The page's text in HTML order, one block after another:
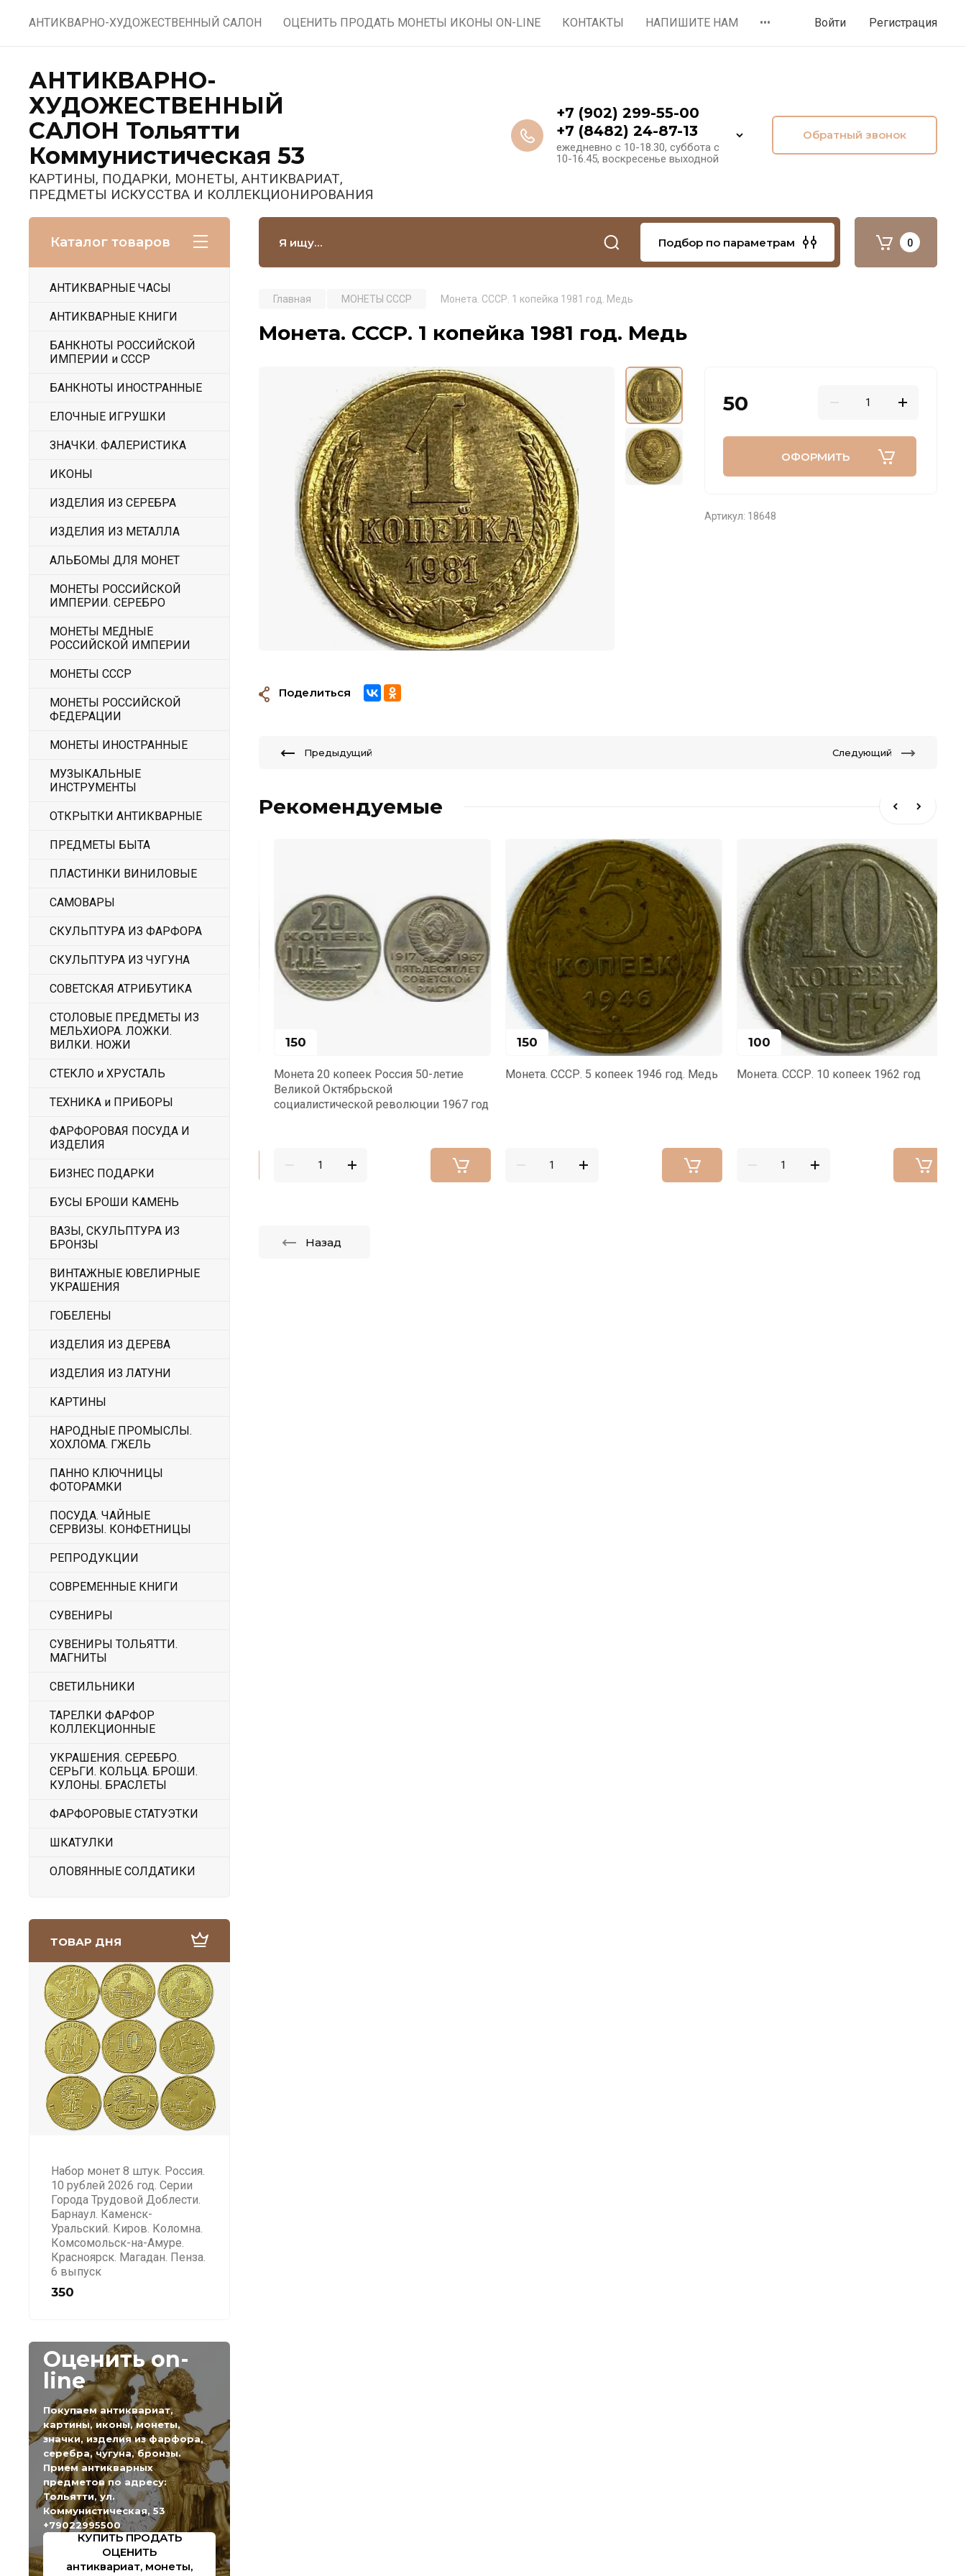
АНТИКВАРНО-ХУДОЖЕСТВЕННЫЙ САЛОН ОЦЕНИТЬ ПРОДАТЬ МОНЕТЫ ИКОНЫ ON-LINE КОНТАКТЫ НАПИШИТЕ НАМ ••• Войти Регистрация
АНТИКВАРНО-
ХУДОЖЕСТВЕННЫЙ
САЛОН Тольятти
Коммунистическая 53
КАРТИНЫ, ПОДАРКИ, МОНЕТЫ, АНТИКВАРИАТ,
ПРЕДМЕТЫ ИСКУССТВА И КОЛЛЕКЦИОНИРОВАНИЯ
+7 (902) 299-55-00
+7 (8482) 24-87-13
ежедневно с 10-18.30, суббота с
10-16.45, воскресенье выходной
Обратный звонок
Каталог товаров Подбор по параметрам 0
АНТИКВАРНЫЕ ЧАСЫ
АНТИКВАРНЫЕ КНИГИ
БАНКНОТЫ РОССИЙСКОЙ
ИМПЕРИИ и СССР
БАНКНОТЫ ИНОСТРАННЫЕ
ЕЛОЧНЫЕ ИГРУШКИ
ЗНАЧКИ. ФАЛЕРИСТИКА
ИКОНЫ
ИЗДЕЛИЯ ИЗ СЕРЕБРА
ИЗДЕЛИЯ ИЗ МЕТАЛЛА
АЛЬБОМЫ ДЛЯ МОНЕТ
МОНЕТЫ РОССИЙСКОЙ
ИМПЕРИИ. СЕРЕБРО
МОНЕТЫ МЕДНЫЕ
РОССИЙСКОЙ ИМПЕРИИ
МОНЕТЫ СССР
МОНЕТЫ РОССИЙСКОЙ
ФЕДЕРАЦИИ
МОНЕТЫ ИНОСТРАННЫЕ
МУЗЫКАЛЬНЫЕ
ИНСТРУМЕНТЫ
ОТКРЫТКИ АНТИКВАРНЫЕ
ПРЕДМЕТЫ БЫТА
ПЛАСТИНКИ ВИНИЛОВЫЕ
САМОВАРЫ
СКУЛЬПТУРА ИЗ ФАРФОРА
СКУЛЬПТУРА ИЗ ЧУГУНА
СОВЕТСКАЯ АТРИБУТИКА
СТОЛОВЫЕ ПРЕДМЕТЫ ИЗ
МЕЛЬХИОРА. ЛОЖКИ.
ВИЛКИ. НОЖИ
СТЕКЛО и ХРУСТАЛЬ
ТЕХНИКА и ПРИБОРЫ
ФАРФОРОВАЯ ПОСУДА И
ИЗДЕЛИЯ
БИЗНЕС ПОДАРКИ
БУСЫ БРОШИ КАМЕНЬ
ВАЗЫ, СКУЛЬПТУРА ИЗ
БРОНЗЫ
ВИНТАЖНЫЕ ЮВЕЛИРНЫЕ
УКРАШЕНИЯ
ГОБЕЛЕНЫ
ИЗДЕЛИЯ ИЗ ДЕРЕВА
ИЗДЕЛИЯ ИЗ ЛАТУНИ
КАРТИНЫ
НАРОДНЫЕ ПРОМЫСЛЫ.
ХОХЛОМА. ГЖЕЛЬ
ПАННО КЛЮЧНИЦЫ
ФОТОРАМКИ
ПОСУДА. ЧАЙНЫЕ
СЕРВИЗЫ. КОНФЕТНИЦЫ
РЕПРОДУКЦИИ
СОВРЕМЕННЫЕ КНИГИ
СУВЕНИРЫ
СУВЕНИРЫ ТОЛЬЯТТИ.
МАГНИТЫ
СВЕТИЛЬНИКИ
ТАРЕЛКИ ФАРФОР
КОЛЛЕКЦИОННЫЕ
УКРАШЕНИЯ. СЕРЕБРО.
СЕРЬГИ. КОЛЬЦА. БРОШИ.
КУЛОНЫ. БРАСЛЕТЫ
ФАРФОРОВЫЕ СТАТУЭТКИ
ШКАТУЛКИ
ОЛОВЯННЫЕ СОЛДАТИКИ
ТОВАР ДНЯ
Набор монет 8 штук. Россия.
10 рублей 2026 год. Серии
Города Трудовой Доблести.
Барнаул. Каменск-
Уральский. Киров. Коломна.
Комсомольск-на-Амуре.
Красноярск. Магадан. Пенза.
6 выпуск
350
Оценить on-
line
Покупаем антиквариат,
картины, иконы, монеты,
значки, изделия из фарфора,
серебра, чугуна, бронзы.
Прием антикварных
предметов по адресу:
Тольятти, ул.
Коммунистическая, 53
+79022995500
КУПИТЬ ПРОДАТЬ
ОЦЕНИТЬ
антиквариат, монеты,
Главная МОНЕТЫ СССР Монета. СССР. 1 копейка 1981 год. Медь
Монета. СССР. 1 копейка 1981 год. Медь
50
ОФОРМИТЬ
Артикул: 18648
Поделиться
Предыдущий Следующий
Рекомендуемые
350
Монета 1 рубль СССР 160 лет со дня
150
Монета 20 копеек Россия 50-летие
Великой Октябрьской
социалистической революции 1967 год
150
Монета. СССР. 5 копеек 1946 год. Медь
100
Монета. СССР. 10 копеек 1962 год
Назад